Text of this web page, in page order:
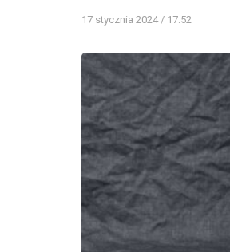
17 stycznia 2024 / 17:52